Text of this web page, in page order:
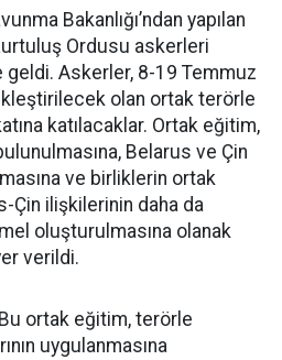
Bakanlığı’ndan yapılan
Ordusu askerleri
Askerler, 8-19 Temmuz
olan ortak terörle
katılacaklar. Ortak eğitim,
Belarus ve Çin
ve birliklerin ortak
Çin ilişkilerinin daha da
oluşturulmasına olanak
verildi.
ortak eğitim, terörle
uygulanmasına